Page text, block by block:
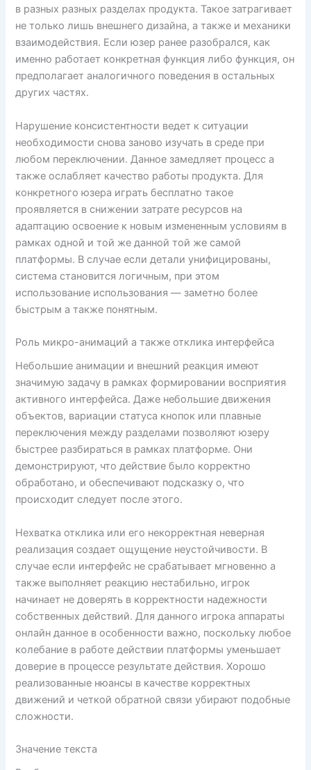
в разных разных разделах продукта. Такое затрагивает
не только лишь внешнего дизайна, а также и механики
взаимодействия. Если юзер ранее разобрался, как
именно работает конкретная функция либо функция, он
предполагает аналогичного поведения в остальных
других частях.
Нарушение консистентности ведет к ситуации
необходимости снова заново изучать в среде при
любом переключении. Данное замедляет процесс а
также ослабляет качество работы продукта. Для
конкретного юзера играть бесплатно такое
проявляется в снижении затрате ресурсов на
адаптацию освоение к новым измененным условиям в
рамках одной и той же данной той же самой
платформы. В случае если детали унифицированы,
система становится логичным, при этом
использование использования — заметно более
быстрым а также понятным.
Роль микро-анимаций а также отклика интерфейса
Небольшие анимации и внешний реакция имеют
значимую задачу в рамках формировании восприятия
активного интерфейса. Даже небольшие движения
объектов, вариации статуса кнопок или плавные
переключения между разделами позволяют юзеру
быстрее разбираться в рамках платформе. Они
демонстрируют, что действие было корректно
обработано, и обеспечивают подсказку о, что
происходит следует после этого.
Нехватка отклика или его некорректная неверная
реализация создает ощущение неустойчивости. В
случае если интерфейс не срабатывает мгновенно а
также выполняет реакцию нестабильно, игрок
начинает не доверять в корректности надежности
собственных действий. Для данного игрока аппараты
онлайн данное в особенности важно, поскольку любое
колебание в работе действии платформы уменьшает
доверие в процессе результате действия. Хорошо
реализованные нюансы в качестве корректных
движений и четкой обратной связи убирают подобные
сложности.
Значение текста